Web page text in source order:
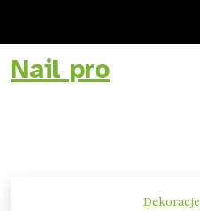
Skip
toNail pro
Dekoracje